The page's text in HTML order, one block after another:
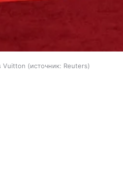
Vuitton источник: Reuters